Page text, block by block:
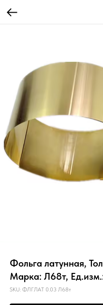
Фольга латунная,
Марка: Л68т,
SKU: ФЛГЛАТ 0.03 Л68т